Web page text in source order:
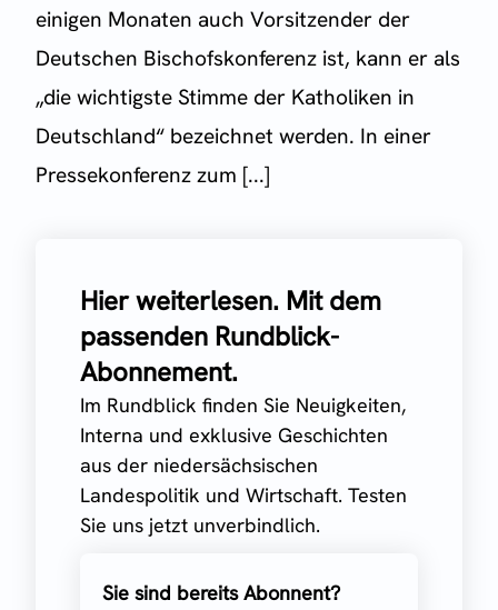
einigen Monaten auch Vorsitzender der
Deutschen Bischofskonferenz ist, kann er als
„die wichtigste Stimme der Katholiken in
Deutschland“ bezeichnet werden. In einer
Pressekonferenz zum [...]
Hier weiterlesen. Mit dem
passenden Rundblick-
Abonnement.
Im Rundblick finden Sie Neuigkeiten,
Interna und exklusive Geschichten
aus der niedersächsischen
Landespolitik und Wirtschaft. Testen
Sie uns jetzt unverbindlich.
Sie sind bereits Abonnent?